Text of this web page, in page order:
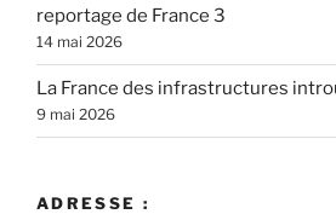
reportage de France 3
14 mai 2026
La France des infrastructures
9 mai 2026
ADRESSE :